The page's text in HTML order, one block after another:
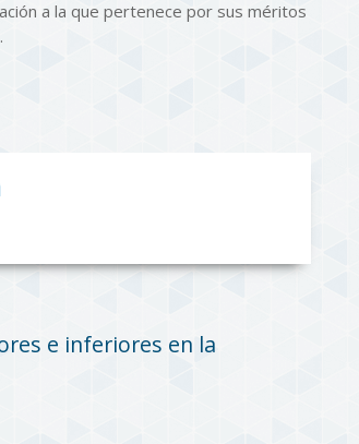
a la que pertenece por sus méritos
e inferiores en la